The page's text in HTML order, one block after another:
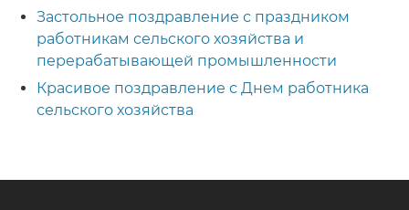
Застольное поздравление с праздником
работникам сельского хозяйства и
перерабатывающей промышленности
Красивое поздравление с Днем работника
сельского хозяйства